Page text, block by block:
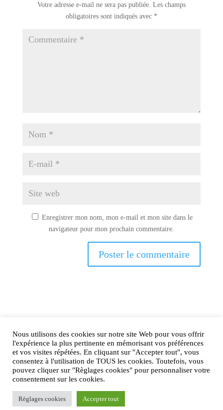
Votre adresse e-mail ne sera pas publiée. Les champs
obligatoires sont indiqués avec *
Enregistrer mon nom, mon e-mail et mon site dans le
navigateur pour mon prochain commentaire.
AIRtage 2024© Tous droits réservés
Mentions légales
Contactez-nous !
Nous utilisons des cookies sur notre site Web pour vous offrir
l'expérience la plus pertinente en mémorisant vos préférences
et vos visites répétées. En cliquant sur "Accepter tout", vous
consentez à l'utilisation de TOUS les cookies. Toutefois, vous
pouvez cliquer sur "Règlages cookies" pour personnaliser votre
consentement sur les cookies.
Règlages cookies Accepter tout